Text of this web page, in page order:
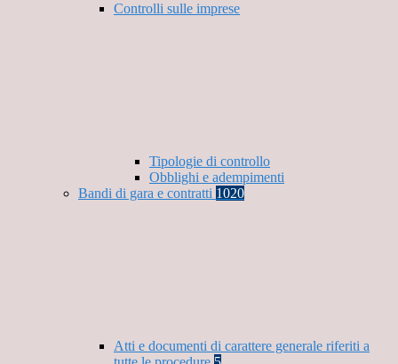
Controlli sulle imprese
Tipologie di controllo
Obblighi e adempimenti
Bandi di gara e contratti 1020
Atti e documenti di carattere generale riferiti a